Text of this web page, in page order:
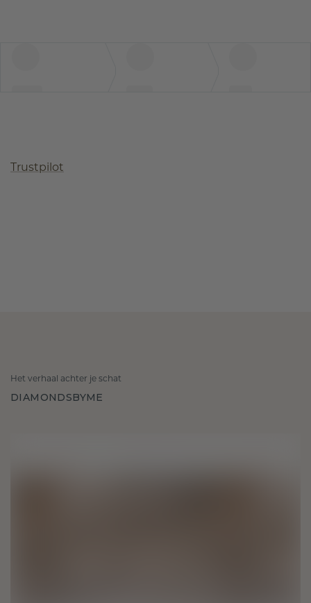
Trustpilot
Het verhaal achter je schat
DIAMONDSBYME